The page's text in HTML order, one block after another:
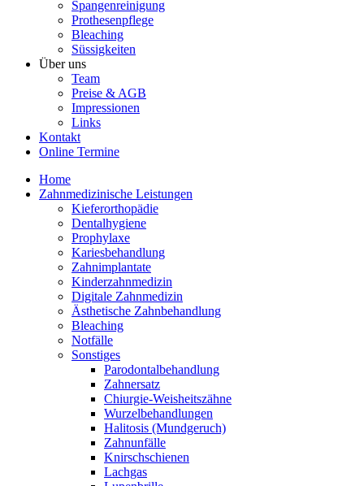
Spangenreinigung
Prothesenpflege
Bleaching
Süssigkeiten
Über uns
Team
Preise & AGB
Impressionen
Links
Kontakt
Online Termine
Home
Zahnmedizinische Leistungen
Kieferorthopädie
Dentalhygiene
Prophylaxe
Kariesbehandlung
Zahnimplantate
Kinderzahnmedizin
Digitale Zahnmedizin
Ästhetische Zahnbehandlung
Bleaching
Notfälle
Sonstiges
Parodontalbehandlung
Zahnersatz
Chiurgie-Weisheitszähne
Wurzelbehandlungen
Halitosis (Mundgeruch)
Zahnunfälle
Knirschschienen
Lachgas